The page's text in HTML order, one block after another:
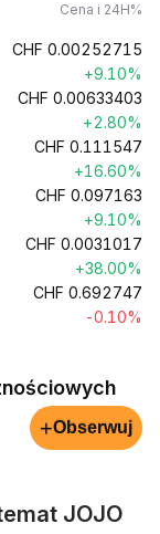
Cena i 24H%
CHF 0.00252715
+9.10%
CHF 0.00633403
+2.80%
CHF 0.111547
+16.60%
CHF 0.097163
+9.10%
CHF 0.0031017
+38.00%
CHF 0.692747
-0.10%
+Obserwuj
JOJO